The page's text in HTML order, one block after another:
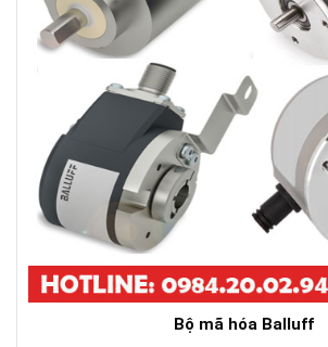
Bộ mã hóa Balluff